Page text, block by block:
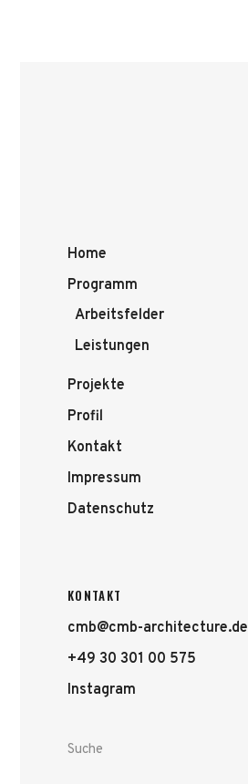
Home
Programm
Arbeitsfelder
Leistungen
Projekte
Profil
Kontakt
Impressum
Datenschutz
KONTAKT
cmb@cmb-architecture.de
+49 30 301 00 575
Instagram
Suche